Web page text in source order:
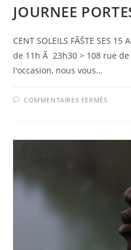
JOURNEE
CENT SOLEILS FÃŠTE SES
de 11h Ã 23h30 > 108 rue
l'occasion, nous vous…
COMMENTAIRES FERMÉSSUR